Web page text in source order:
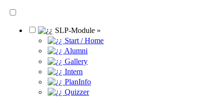
SLP-Module »
Start / Home
Alumni
Gallery
Intern
PlanInfo
Quizzer